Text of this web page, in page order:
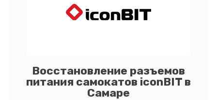
Восстановление разъемов
питания самокатов iconBIT в
Самаре